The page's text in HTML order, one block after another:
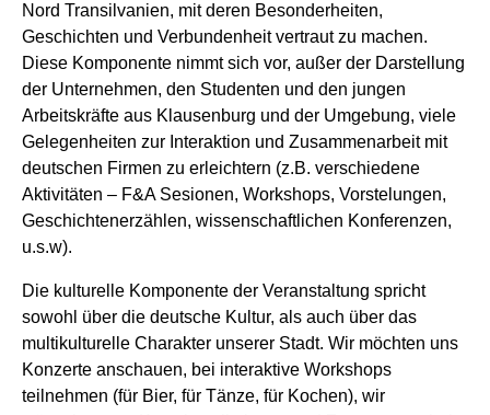
Nord Transilvanien, mit deren Besonderheiten,
Geschichten und Verbundenheit vertraut zu machen.
Diese Komponente nimmt sich vor, außer der Darstellung
der Unternehmen, den Studenten und den jungen
Arbeitskräfte aus Klausenburg und der Umgebung, viele
Gelegenheiten zur Interaktion und Zusammenarbeit mit
deutschen Firmen zu erleichtern (z.B. verschiedene
Aktivitäten – F&A Sesionen, Workshops, Vorstelungen,
Geschichtenerzählen, wissenschaftlichen Konferenzen,
u.s.w).
Die kulturelle Komponente der Veranstaltung spricht
sowohl über die deutsche Kultur, als auch über das
multikulturelle Charakter unserer Stadt. Wir möchten uns
Konzerte anschauen, bei interaktive Workshops
teilnehmen (für Bier, für Tänze, für Kochen), wir